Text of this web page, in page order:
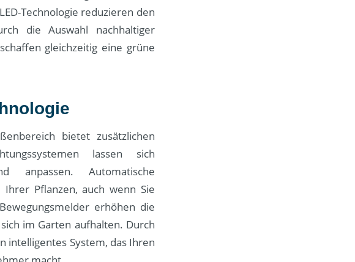
Technologie reduzieren den
die Auswahl nachhaltiger
gleichzeitig eine grüne
bietet zusätzlichen
lassen sich
anpassen. Automatische
Pflanzen, auch wenn Sie
erhöhen die
im Garten aufhalten. Durch
intelligentes System, das Ihren